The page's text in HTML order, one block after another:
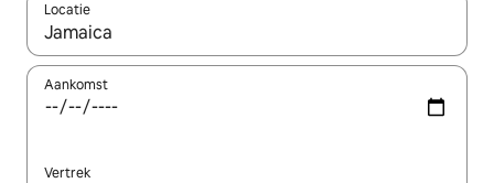
Locatie
Wanneer er suggesties beschikbaar zijn, maak je een keuze
Aankomst
Vertrek